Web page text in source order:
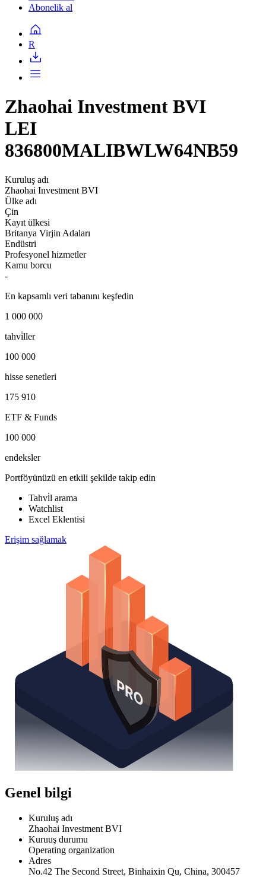
Abonelik al
R
Zhaohai Investment BVI
LEI
836800MALIBWLW64NB59
Kuruluş adı
Zhaohai Investment BVI
Ülke adı
Çin
Kayıt ülkesi
Britanya Virjin Adaları
Endüstri
Profesyonel hizmetler
Kamu borcu
-
En kapsamlı veri tabanını keşfedin
1 000 000
tahvi̇ller
100 000
hisse senetleri
175 910
ETF & Funds
100 000
endeksler
Portföyünüzü en etkili şekilde takip edin
Tahvi̇l arama
Watchlist
Excel Eklentisi
Erişim sağlamak
Genel bilgi
Kuruluş adı
Zhaohai Investment BVI
Kuruuş durumu
Operating organization
Adres
No.42 The Second Street, Binhaixin Qu, China, 300457